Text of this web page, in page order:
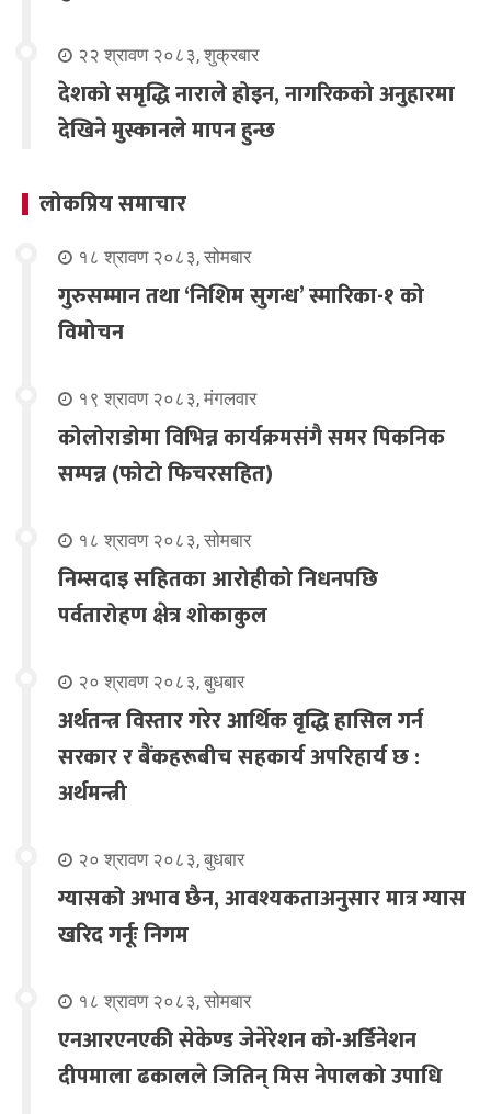
२२ श्रावण २०८३, शुक्रबार
देशको समृद्धि नाराले होइन, नागरिकको अनुहारमा
देखिने मुस्कानले मापन हुन्छ
लोकप्रिय समाचार
१८ श्रावण २०८३, सोमबार
गुरुसम्मान तथा ‘निशिम सुगन्ध’ स्मारिका-१ को
विमोचन
१९ श्रावण २०८३, मंगलवार
कोलोराडोमा विभिन्न कार्यक्रमसंगै समर पिकनिक
सम्पन्न (फोटो फिचरसहित)
१८ श्रावण २०८३, सोमबार
निम्सदाइ सहितका आरोहीको निधनपछि
पर्वतारोहण क्षेत्र शोकाकुल
२० श्रावण २०८३, बुधबार
अर्थतन्त्र विस्तार गरेर आर्थिक वृद्धि हासिल गर्न
सरकार र बैंकहरूबीच सहकार्य अपरिहार्य छ :
अर्थमन्त्री
२० श्रावण २०८३, बुधबार
ग्यासको अभाव छैन, आवश्यकताअनुसार मात्र ग्यास
खरिद गर्नूः निगम
१८ श्रावण २०८३, सोमबार
एनआरएनएकी सेकेण्ड जेनेरेशन को-अर्डिनेशन
दीपमाला ढकालले जितिन् मिस नेपालको उपाधि